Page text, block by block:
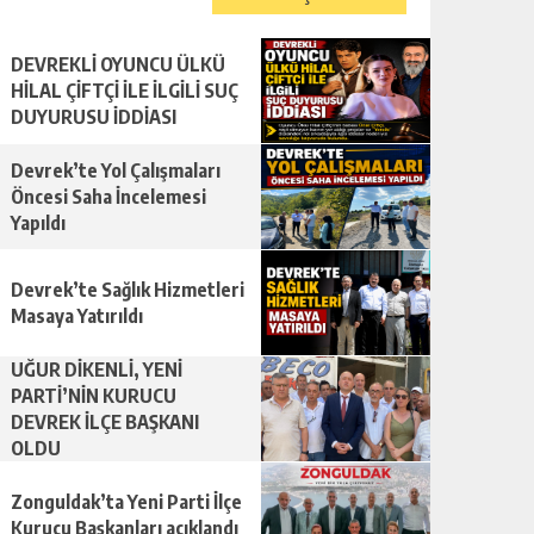
DEVREKLİ OYUNCU ÜLKÜ
HİLAL ÇİFTÇİ İLE İLGİLİ SUÇ
DUYURUSU İDDİASI
Devrek’te Yol Çalışmaları
Öncesi Saha İncelemesi
Yapıldı
Devrek’te Sağlık Hizmetleri
Masaya Yatırıldı
UĞUR DİKENLİ, YENİ
PARTİ’NİN KURUCU
DEVREK İLÇE BAŞKANI
OLDU
Zonguldak’ta Yeni Parti İlçe
Kurucu Başkanları açıklandı